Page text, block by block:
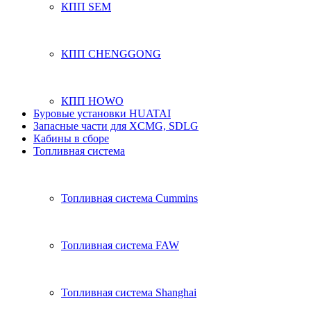
КПП SEM
КПП CHENGGONG
КПП HOWO
Буровые установки HUATAI
Запасные части для XCMG, SDLG
Кабины в сборе
Топливная система
Топливная система Cummins
Топливная система FAW
Топливная система Shanghai